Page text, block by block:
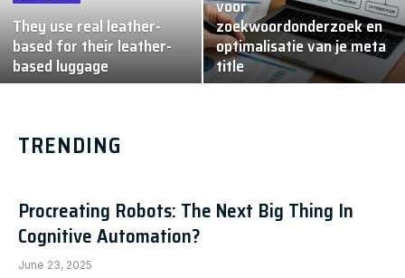
They use real leather-
based for their leather-
based luggage
voor
zoekwoordonderzoek en
optimalisatie van je meta
title
TRENDING
Procreating Robots: The Next Big Thing In
Cognitive Automation?
June 23, 2025